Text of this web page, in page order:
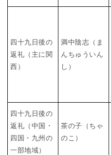
四十九日後の
返礼（主に関
西）
満中陰志（ま
んちゅういん
し）
四十九日後の
返礼（中国・
四国・九州の
一部地域）
茶の子（ちゃ
のこ）